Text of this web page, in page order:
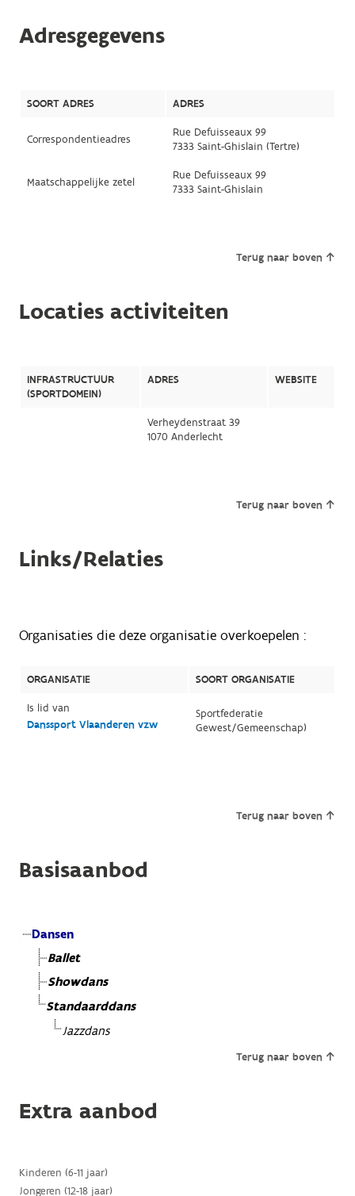
Adresgegevens
SOORT ADRES ADRES
Correspondentieadres
Rue Defuisseaux 99
7333 Saint-Ghislain (Tertre)
Maatschappelijke zetel
Rue Defuisseaux 99
7333 Saint-Ghislain
Terug naar boven
Locaties activiteiten
INFRASTRUCTUUR
(SPORTDOMEIN)
ADRES WEBSITE
Verheydenstraat 39
1070 Anderlecht
Terug naar boven
Links/Relaties
Organisaties die deze organisatie overkoepelen :
ORGANISATIE
SOORT ORGANISATIE
Is lid van
Danssport Vlaanderen vzw
Sportfederatie
Gewest/Gemeenschap)
Terug naar boven
Basisaanbod
Dansen
Ballet
Showdans
Standaarddans
Jazzdans
Terug naar boven
Extra aanbod
Kinderen (6-11 jaar)
Jongeren (12-18 jaar)